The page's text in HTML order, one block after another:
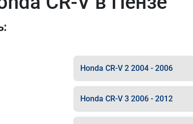
Honda CR-V 2 2004 - 2006
Honda CR-V 3 2006 - 2012